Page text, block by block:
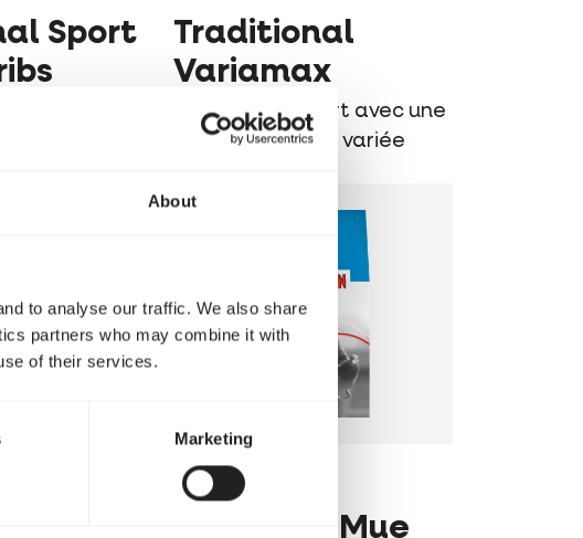
About
to analyse our traffic. We also share
partners who may combine it with
of their services.
Marketing
Sport
Traditional
Variamax
Mélange de sport avec une
composition très variée
MARIMAN
Standard Mue